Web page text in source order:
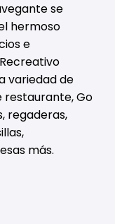
se
hermoso
e
variedad de
restaurante, Go
regaderas,
más.